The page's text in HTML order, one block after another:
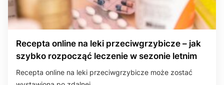
Recepta online na leki przeciwgrzybicze – jak
szybko rozpocząć leczenie w sezonie letnim
Recepta online na leki przeciwgrzybicze może zostać